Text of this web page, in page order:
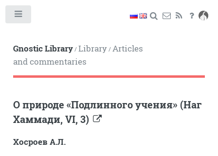
Gnostic Library/Library/Articles
and commentaries
О природе «Подлинного учения» (Наг
Хаммади, VI, 3)
Хосроев А.Л.